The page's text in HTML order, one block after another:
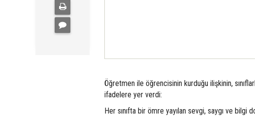
Öğretmen ile öğrencisinin kurduğu ilişkinin,
ifadelere yer verdi:
Her sınıfta bir ömre yayılan sevgi, saygı ve